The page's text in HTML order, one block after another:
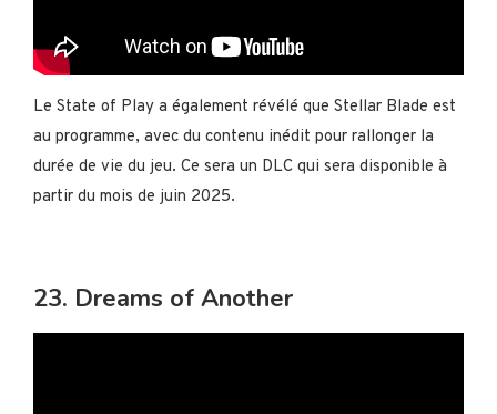
Le State of Play a également révélé que Stellar Blade est
au programme, avec du contenu inédit pour rallonger la
durée de vie du jeu. Ce sera un DLC qui sera disponible à
partir du mois de juin 2025.
23. Dreams of Another